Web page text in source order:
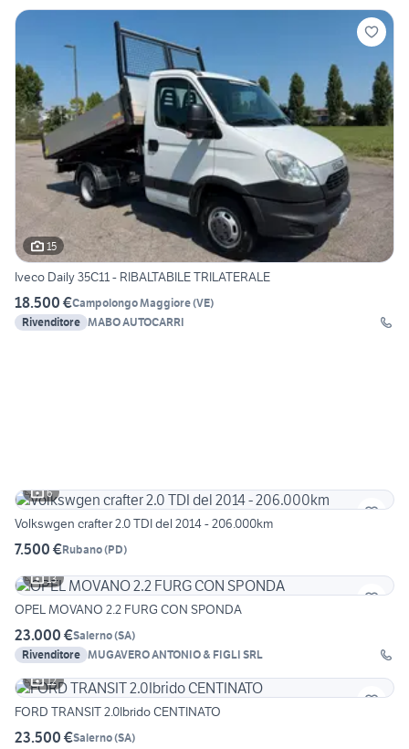
15
Iveco Daily 35C11 - RIBALTABILE TRILATERALE
18.500 €Campolongo Maggiore(VE)
Rivenditore MABO AUTOCARRI
6
Volkswgen crafter 2.0 TDI del 2014 - 206.000km
7.500 €Rubano(PD)
13
OPEL MOVANO 2.2 FURG CON SPONDA
23.000 €Salerno(SA)
Rivenditore MUGAVERO ANTONIO & FIGLI SRL
12
FORD TRANSIT 2.0Ibrido CENTINATO
23.500 €Salerno(SA)